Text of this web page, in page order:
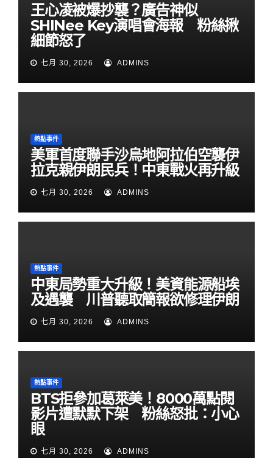
王心凌被爆抄襲？廣告神似
SHINee Key演唱會海報 粉絲揪
細節怒了
七月 30, 2026 ADMINS
熱點事件
美軍首度聯手沙烏地阿拉伯空襲伊
拉克親伊朗民兵！中東戰火再升級
七月 30, 2026 ADMINS
熱點事件
中東局勢重大升級！美資能源船埃
及遇襲 川普聽取簡報欲修理伊朗
七月 30, 2026 ADMINS
熱點事件
BTS拒參加葛萊美！8000萬點閱
影片遭默默下架 粉絲怒批：小心
眼
七月 30, 2026 ADMINS